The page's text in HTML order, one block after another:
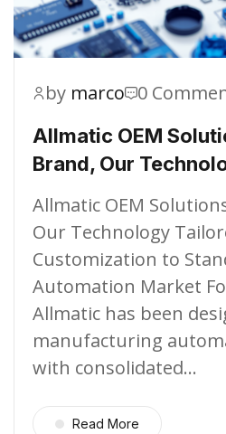
by marco 0
Allmatic OEM
Brand, Our
Allmatic OEM
Our Technology
Customization to
Automation Market
Allmatic has been
manufacturing
with consolidated…
Read More